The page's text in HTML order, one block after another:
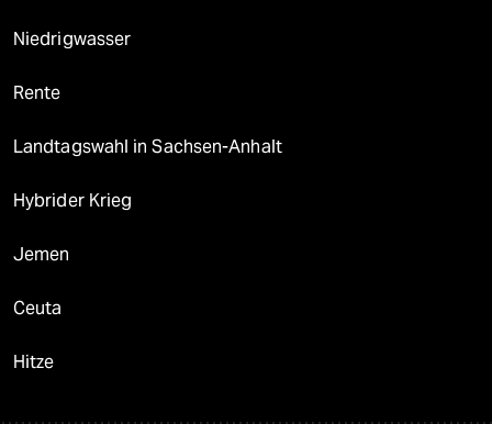
Niedrigwasser
Rente
Landtagswahl in Sachsen-Anhalt
Hybrider Krieg
Jemen
Ceuta
Hitze